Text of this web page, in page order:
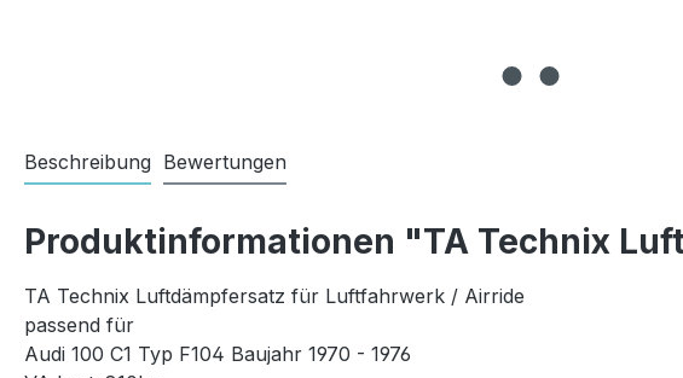
Beschreibung Bewertungen
Produktinformationen "TA Technix
TA Technix Luftdämpfersatz für Luftfahrwerk / Airride
passend für
Audi 100 C1 Typ F104 Baujahr 1970 - 1976